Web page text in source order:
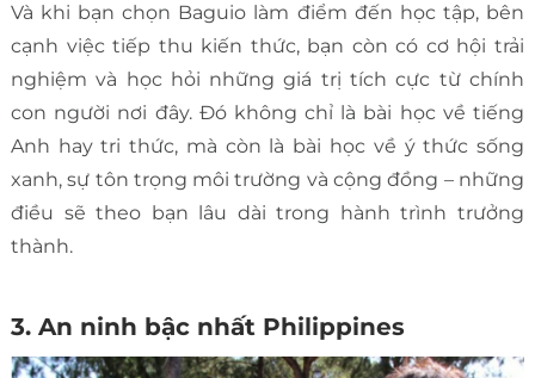
Và khi bạn chọn Baguio làm điểm đến học tập, bên
cạnh việc tiếp thu kiến thức, bạn còn có cơ hội trải
nghiệm và học hỏi những giá trị tích cực từ chính
con người nơi đây. Đó không chỉ là bài học về tiếng
Anh hay tri thức, mà còn là bài học về ý thức sống
xanh, sự tôn trọng môi trường và cộng đồng – những
điều sẽ theo bạn lâu dài trong hành trình trưởng
thành.
3. An ninh bậc nhất Philippines